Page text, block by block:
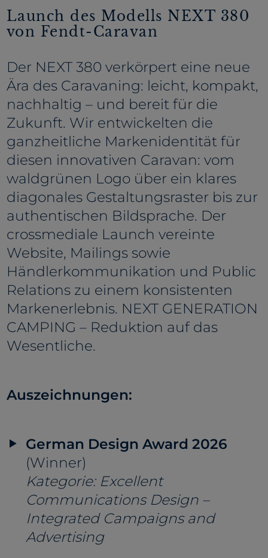
Launch des Modells NEXT 380
von Fendt-Caravan
Der NEXT 380 verkörpert eine neue
Ära des Caravaning: leicht, kompakt,
nachhaltig – und bereit für die
Zukunft. Wir entwickelten die
ganzheitliche Markenidentität für
diesen innovativen Caravan: vom
waldgrünen Logo über ein klares
diagonales Gestaltungsraster bis zur
authentischen Bildsprache. Der
crossmediale Launch vereinte
Website, Mailings sowie
Händlerkommunikation und Public
Relations zu einem konsistenten
Markenerlebnis. NEXT GENERATION
CAMPING – Reduktion auf das
Wesentliche.
Auszeichnungen:
German Design Award 2026
(Winner)
Kategorie: Excellent
Communications Design –
Integrated Campaigns and
Advertising